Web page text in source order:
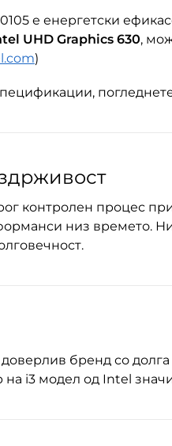
е енергетски
UHD Graphics 630,
)
погледнете
контролен процес
низ времето.
бренд со
i3 модел од Intel